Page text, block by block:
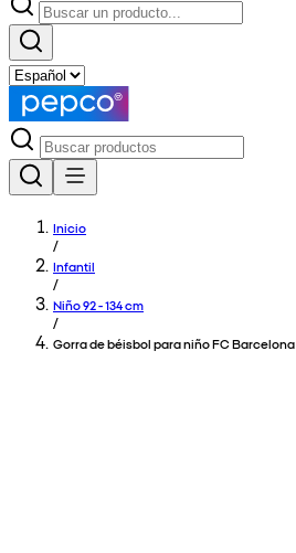
Inicio
/
Infantil
/
Niño 92 - 134 cm
/
Gorra de béisbol para niño FC Barcelona